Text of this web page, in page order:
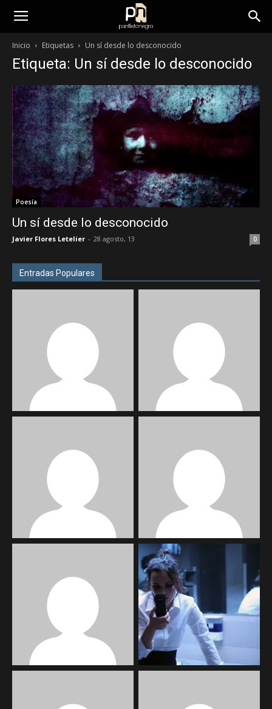
panfletonegro
Inicio Etiquetas Un sí desde lo desconocido
Etiqueta: Un sí desde lo desconocido
Poesía
Un sí desde lo desconocido
Javier Flores Letelier - 28 agosto, 13 0
Entradas Populares